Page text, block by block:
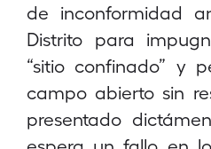
de inconformidad
Distrito para
“sitio confinado” y
campo abierto sin
presentado